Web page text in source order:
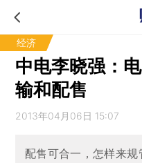
经济
中电李晓强：
输和配售
2013年04月06日 15:07
配售可合一，怎样来